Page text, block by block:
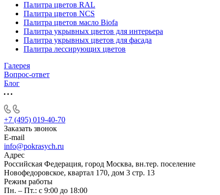
Палитра цветов RAL
Палитра цветов NCS
Палитра цветов масло Biofa
Палитра укрывных цветов для интерьера
Палитра укрывных цветов для фасада
Палитра лессирующих цветов
Галерея
Вопрос-ответ
Блог
+7 (495) 019-40-70
Заказать звонок
E-mail
info@pokrasych.ru
Адрес
Российская Федерация, город Москва, вн.тер. поселение
Новофедоровское, квартал 170, дом 3 стр. 13
Режим работы
Пн. – Пт.: с 9:00 до 18:00